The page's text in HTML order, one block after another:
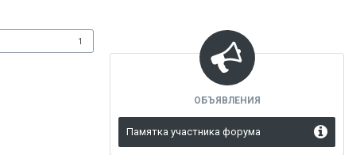
1
ОБЪЯВЛЕНИЯ
Памятка участника форума